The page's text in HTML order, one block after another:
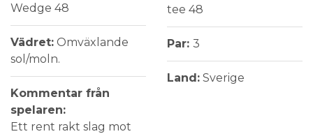
Wedge 48
Vädret: Omväxlande
sol/moln.
Kommentar från
spelaren:
Ett rent rakt slag mot
tee 48
Par: 3
Land: Sverige